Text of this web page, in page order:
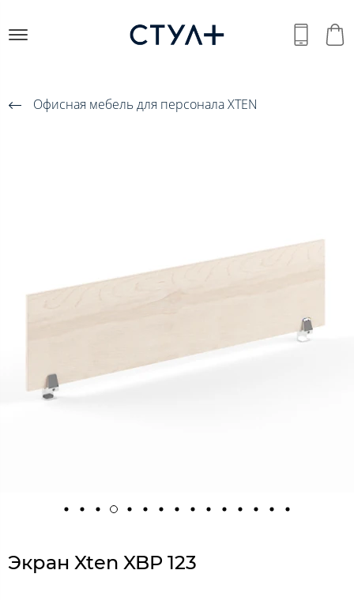
Офисная мебель для персонала XTEN
Экран Xten XBP 123